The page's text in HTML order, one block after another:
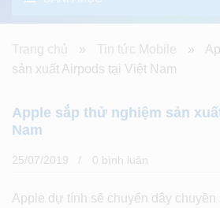
Trang chủ » Tin tức Mobile »
sản xuất Airpods tại Việt Nam
Apple sắp thử nghiệm sản
Nam
25/07/2019 0 bình luân
Apple dự tính sẽ chuyển dây chuyền